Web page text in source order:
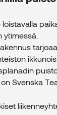
ytimessä.
Svenska